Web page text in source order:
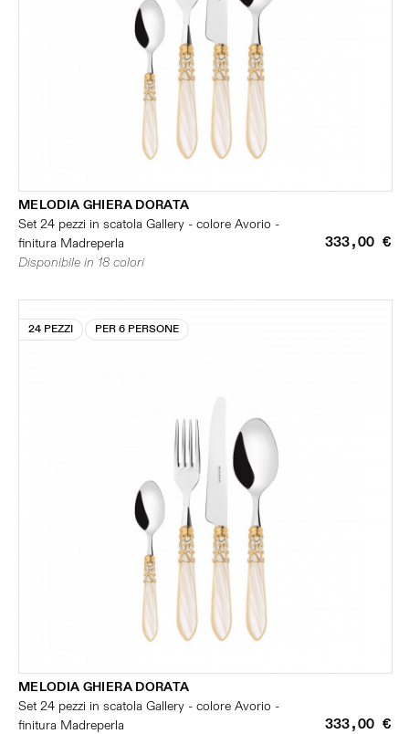
MELODIA GHIERA DORATA
Set 24 pezzi in scatola Gallery - colore Avorio -
finitura Madreperla
333,00 €
Disponibile in 18 colori
24 PEZZI PER 6 PERSONE
MELODIA GHIERA DORATA
Set 24 pezzi in scatola Gallery - colore Avorio -
finitura Madreperla
333,00 €